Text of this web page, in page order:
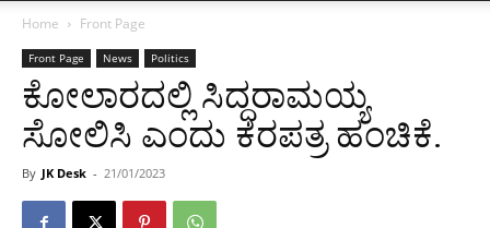
Home Front Page
Front Page News Politics
ಕೋಲಾರದಲ್ಲಿ ಸಿದ‍್ಧರಾಮಯ್ಯ
ಸೋಲಿಸಿ ಎಂದು ಕರಪತ್ರ ಹಂಚಿಕೆ.
By JK Desk - 21/01/2023